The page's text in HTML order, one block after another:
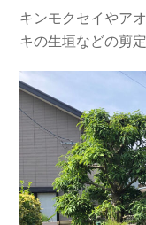
キンモクセイやア
キの生垣などの剪